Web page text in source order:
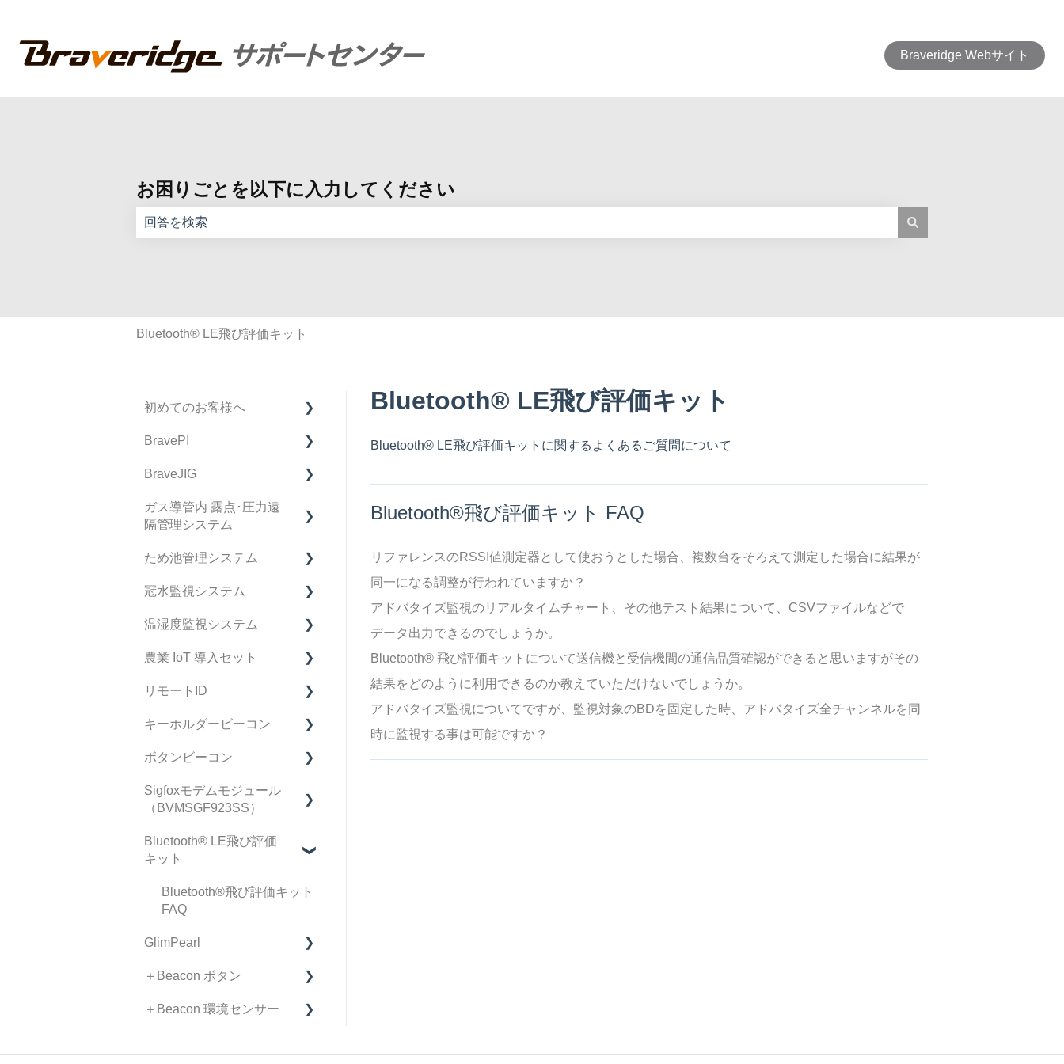
Braveridge Webサイト
お困りごとを以下に入力してください
Bluetooth®︎ LE飛び評価キット
Bluetooth®︎ LE飛び評価キット
Bluetooth®︎ LE飛び評価キットに関するよくあるご質問について
Bluetooth®︎飛び評価キット FAQ
リファレンスのRSSI値測定器として使おうとした場合、複数台をそろえて測定した場合に結果が
同一になる調整が行われていますか？
アドバタイズ監視のリアルタイムチャート、その他テスト結果について、CSVファイルなどで
データ出力できるのでしょうか。
Bluetooth®︎ 飛び評価キットについて送信機と受信機間の通信品質確認ができると思いますがその
結果をどのように利用できるのか教えていただけないでしょうか。
アドバタイズ監視についてですが、監視対象のBDを固定した時、アドバタイズ全チャンネルを同
時に監視する事は可能ですか？
初めてのお客様へ
製品購入に関してのFAQ
BravePI
BravePI FAQ
スマートフォン アプリ
ケーション FAQ
BravePI 関連動画
ドキュメント関連
ファームウェア リリース
BraveJIG
BraveJIG FAQ
ガス導管内 露点･圧力遠
隔管理システム
デバイス FAQ
管理システム FAQ
設置ガイドアプリ FAQ
運用・サポート FAQ
修理・点検 FAQ
データ・精度 FAQ
導入検討中のお客様へ
ため池管理システム
ため池管理システム FAQ
マニュアル
製品仕様書
冠水監視システム
冠水監視システム FAQ
マニュアル
製品仕様書
温湿度監視システム
FAQ
マニュアル
農業 IoT 導入セット
FAQ
契約・手続き
リモートID
リモートID FAQ
リモートID 受信機 FAQ
スマートフォン アプリ
ケーション FAQ
不具合•初期不良について
（仕様書、取扱説明書な
ど）
キーホルダービーコン
FAQ
マニュアル
ボタンビーコン
FAQ
Sigfoxモデムモジュール
（BVMSGF923SS）
Sigfoxモデムモジュール F
AQ
Bluetooth®︎ LE飛び評価
キット
Bluetooth®︎飛び評価キット
FAQ
GlimPearl
GlimPearl FAQ
ファームウェア リリース
＋Beacon ボタン
FAQ
＋Beacon 環境センサー